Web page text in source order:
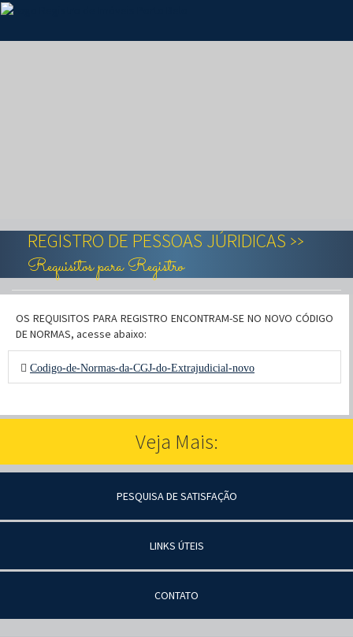
REGISTRO DE PESSOAS JÚRIDICAS >>
Requisitos para Registro
OS REQUISITOS PARA REGISTRO ENCONTRAM-SE NO NOVO CÓDIGO
DE NORMAS, acesse abaixo:
Codigo-de-Normas-da-CGJ-do-Extrajudicial-novo
Veja Mais:
PESQUISA DE SATISFAÇÃO
LINKS ÚTEIS
CONTATO